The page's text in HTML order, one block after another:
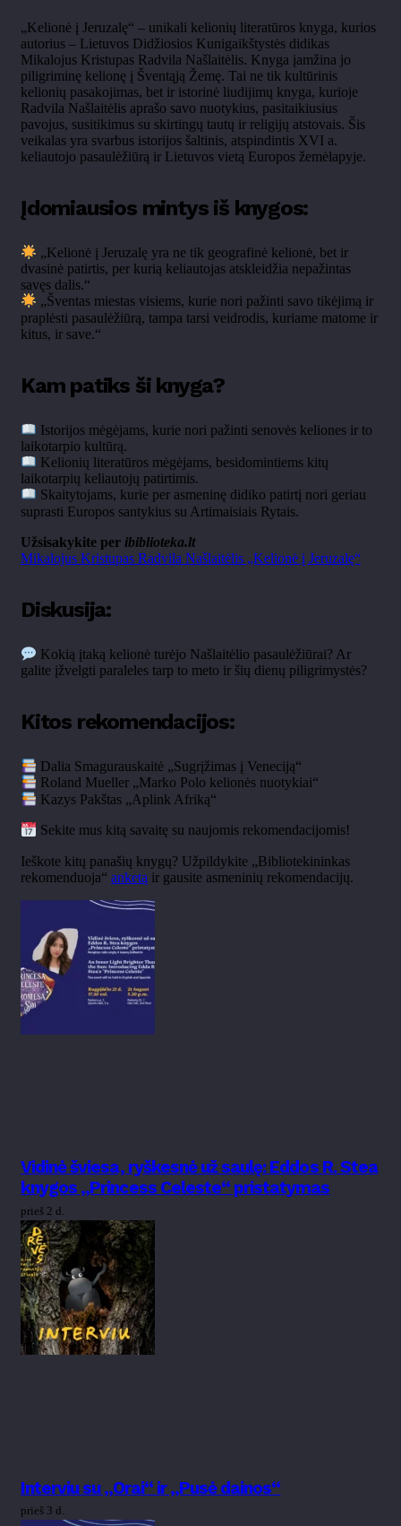
„Kelionė į Jeruzalę“ – unikali kelionių literatūros knyga, kurios
autorius – Lietuvos Didžiosios Kunigaikštystės didikas
Mikalojus Kristupas Radvila Našlaitėlis. Knyga įamžina jo
piligriminę kelionę į Šventąją Žemę. Tai ne tik kultūrinis
kelionių pasakojimas, bet ir istorinė liudijimų knyga, kurioje
Radvila Našlaitėlis aprašo savo nuotykius, pasitaikiusius
pavojus, susitikimus su skirtingų tautų ir religijų atstovais. Šis
veikalas yra svarbus istorijos šaltinis, atspindintis XVI a.
keliautojo pasaulėžiūrą ir Lietuvos vietą Europos žemėlapyje.
Įdomiausios mintys iš knygos:
„Kelionė į Jeruzalę yra ne tik geografinė kelionė, bet ir
dvasinė patirtis, per kurią keliautojas atskleidžia nepažintas
savęs dalis.“
„Šventas miestas visiems, kurie nori pažinti savo tikėjimą ir
praplėsti pasaulėžiūrą, tampa tarsi veidrodis, kuriame matome ir
kitus, ir save.“
Kam patiks ši knyga?
Istorijos mėgėjams, kurie nori pažinti senovės keliones ir to
laikotarpio kultūrą.
Kelionių literatūros mėgėjams, besidomintiems kitų
laikotarpių keliautojų patirtimis.
Skaitytojams, kurie per asmeninę didiko patirtį nori geriau
suprasti Europos santykius su Artimaisiais Rytais.
Užsisakykite per ibiblioteka.lt
Mikalojus Kristupas Radvila Našlaitėlis „Kelionė į Jeruzalę“
Diskusija:
Kokią įtaką kelionė turėjo Našlaitėlio pasaulėžiūrai? Ar
galite įžvelgti paraleles tarp to meto ir šių dienų piligrimystės?
Kitos rekomendacijos:
Dalia Smagurauskaitė „Sugrįžimas į Veneciją“
Roland Mueller „Marko Polo kelionės nuotykiai“
Kazys Pakštas „Aplink Afriką“
Sekite mus kitą savaitę su naujomis rekomendacijomis!
Ieškote kitų panašių knygų? Užpildykite „Bibliotekininkas
rekomenduoja“ anketą ir gausite asmeninių rekomendacijų.
Vidinė šviesa, ryškesnė už saulę: Eddos R. Stea
knygos „Princess Celeste“ pristatymas
prieš 2 d.
Interviu su „Orai“ ir „Pusė dainos“
prieš 3 d.